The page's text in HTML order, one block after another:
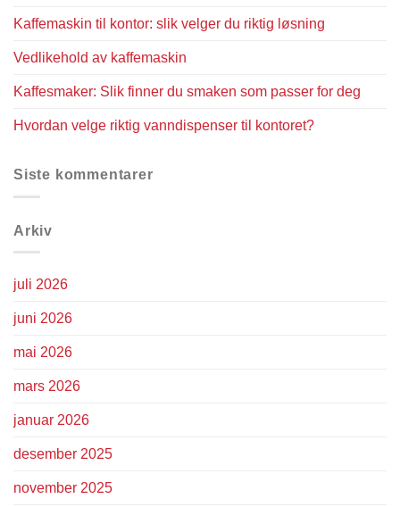
Kaffemaskin til kontor: slik velger du riktig løsning
Vedlikehold av kaffemaskin
Kaffesmaker: Slik finner du smaken som passer for deg
Hvordan velge riktig vanndispenser til kontoret?
Siste kommentarer
Arkiv
juli 2026
juni 2026
mai 2026
mars 2026
januar 2026
desember 2025
november 2025